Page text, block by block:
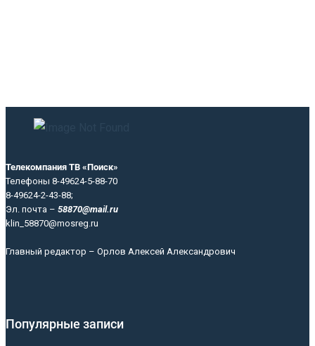
Телекомпания ТВ «Поиск»
Телефоны 8-49624-5-88-70
8-49624-2-43-88;
Эл. почта – 58870@mail.ru
klin_58870@mosreg.ru
Главный редактор – Орлов Алексей Александрович
Популярные записи